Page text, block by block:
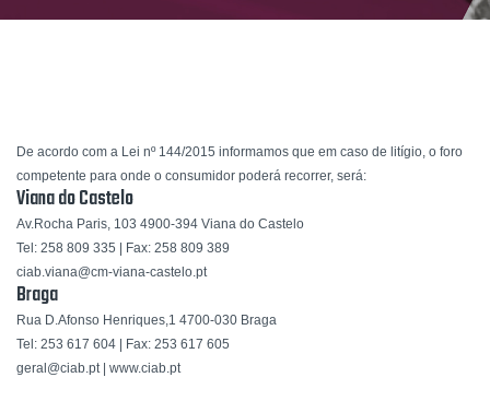
De acordo com a Lei nº 144/2015 informamos que em caso de litígio, o foro
competente para onde o consumidor poderá recorrer, será:
Viana do Castelo
Av.Rocha Paris, 103 4900-394 Viana do Castelo
Tel: 258 809 335 | Fax: 258 809 389
ciab.viana@cm-viana-castelo.pt
Braga
Rua D.Afonso Henriques,1 4700-030 Braga
Tel: 253 617 604 | Fax: 253 617 605
geral@ciab.pt | www.ciab.pt